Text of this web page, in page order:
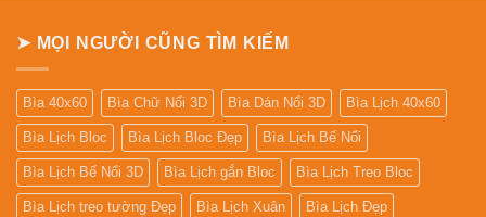
➤ MỌI NGƯỜI CŨNG TÌM KIẾM
Bìa 40x60 Bìa Chữ Nổi 3D Bìa Dán Nổi 3D Bìa Lịch 40x60
Bìa Lịch Bloc Bìa Lịch Bloc Đẹp Bìa Lịch Bế Nổi
Bìa Lịch Bế Nổi 3D Bìa Lịch gắn Bloc Bìa Lịch Treo Bloc
Bìa Lịch treo tường Đẹp Bìa Lịch Xuân Bìa Lịch Đẹp